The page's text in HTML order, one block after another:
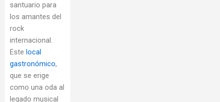
santuario para
los amantes del
rock
internacional.
Este local
gastronómico,
que se erige
como una oda al
legado musical